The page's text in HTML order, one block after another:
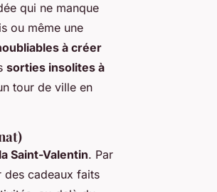
qui ne manque
ou même une
à créer
sorties insolites à
tour de ville en
Saint-Valentin. Par
des cadeaux faits